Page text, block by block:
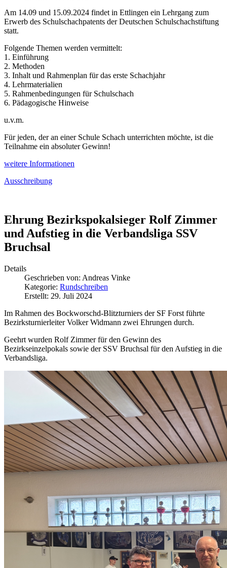
Am 14.09 und 15.09.2024 findet in Ettlingen ein Lehrgang zum
Erwerb des Schulschachpatents der Deutschen Schulschachstiftung
statt.
Folgende Themen werden vermittelt:
1. Einführung
2. Methoden
3. Inhalt und Rahmenplan für das erste Schachjahr
4. Lehrmaterialien
5. Rahmenbedingungen für Schulschach
6. Pädagogische Hinweise
u.v.m.
Für jeden, der an einer Schule Schach unterrichten möchte, ist die
Teilnahme ein absoluter Gewinn!
weitere Informationen
Ausschreibung
Ehrung Bezirkspokalsieger Rolf Zimmer
und Aufstieg in die Verbandsliga SSV
Bruchsal
Details
Geschrieben von: Andreas Vinke
Kategorie: Rundschreiben
Erstellt: 29. Juli 2024
Im Rahmen des Bockworschd-Blitzturniers der SF Forst führte
Bezirksturnierleiter Volker Widmann zwei Ehrungen durch.
Geehrt wurden Rolf Zimmer für den Gewinn des
Bezirkseinzelpokals sowie der SSV Bruchsal für den Aufstieg in die
Verbandsliga.